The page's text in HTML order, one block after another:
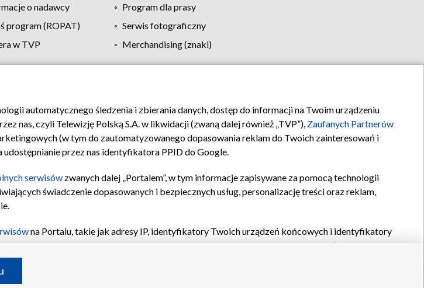
o nadawcy
Program dla prasy
program (ROPAT)
Serwis fotograficzny
w TVP
Merchandising (znaki)
Moje zgody Pomoc Biuro reklamy Kontakt
automatycznego śledzenia i zbierania danych, dostęp do informacji na Twoim urządzeniu
nas, czyli Telewizję Polską S.A. w likwidacji (zwaną dalej również „TVP”), Zaufanych Partnerów
(w tym do zautomatyzowanego dopasowania reklam do Twoich zainteresowań i
przez nas identyfikatora PPID do Google.
serwisów zwanych dalej „Portalem”, w tym informacje zapisywane za pomocą technologii
świadczenie dopasowanych i bezpiecznych usług, personalizację treści oraz reklam,
na Portalu, takie jak adresy IP, identyfikatory Twoich urządzeń końcowych i identyfikatory
oraz pozostałych
urządzeniu lub dostęp do nich, wyboru podstawowych reklam, wyboru spersonalizowanych
treści, wyboru spersonalizowanych treści, pomiaru wydajności reklam, pomiaru wydajności